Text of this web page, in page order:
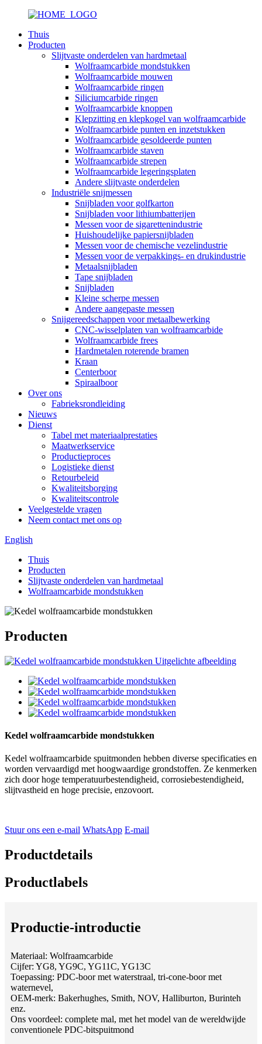
Thuis
Producten
Slijtvaste onderdelen van hardmetaal
Wolfraamcarbide mondstukken
Wolfraamcarbide mouwen
Wolfraamcarbide ringen
Siliciumcarbide ringen
Wolfraamcarbide knoppen
Klepzitting en klepkogel van wolfraamcarbide
Wolfraamcarbide punten en inzetstukken
Wolfraamcarbide gesoldeerde punten
Wolfraamcarbide staven
Wolfraamcarbide strepen
Wolfraamcarbide legeringsplaten
Andere slijtvaste onderdelen
Industriële snijmessen
Snijbladen voor golfkarton
Snijbladen voor lithiumbatterijen
Messen voor de sigarettenindustrie
Huishoudelijke papiersnijbladen
Messen voor de chemische vezelindustrie
Messen voor de verpakkings- en drukindustrie
Metaalsnijbladen
Tape snijbladen
Snijbladen
Kleine scherpe messen
Andere aangepaste messen
Snijgereedschappen voor metaalbewerking
CNC-wisselplaten van wolfraamcarbide
Wolfraamcarbide frees
Hardmetalen roterende bramen
Kraan
Centerboor
Spiraalboor
Over ons
Fabrieksrondleiding
Nieuws
Dienst
Tabel met materiaalprestaties
Maatwerkservice
Productieproces
Logistieke dienst
Retourbeleid
Kwaliteitsborging
Kwaliteitscontrole
Veelgestelde vragen
Neem contact met ons op
English
Thuis
Producten
Slijtvaste onderdelen van hardmetaal
Wolfraamcarbide mondstukken
Producten
Kedel wolfraamcarbide mondstukken
Kedel wolfraamcarbide spuitmonden hebben diverse specificaties en
worden vervaardigd met hoogwaardige grondstoffen. Ze kenmerken
zich door hoge temperatuurbestendigheid, corrosiebestendigheid,
slijtvastheid en hoge precisie, enzovoort.
Stuur ons een e-mail WhatsApp E-mail
Productdetails
Productlabels
Productie-introductie
Materiaal: Wolfraamcarbide
Cijfer: YG8, YG9C, YG11C, YG13C
Toepassing: PDC-boor met waterstraal, tri-cone-boor met
waternevel,
OEM-merk: Bakerhughes, Smith, NOV, Halliburton, Burinteh
enz.
Ons voordeel: complete mal, met het model van de wereldwijde
conventionele PDC-bitspuitmond